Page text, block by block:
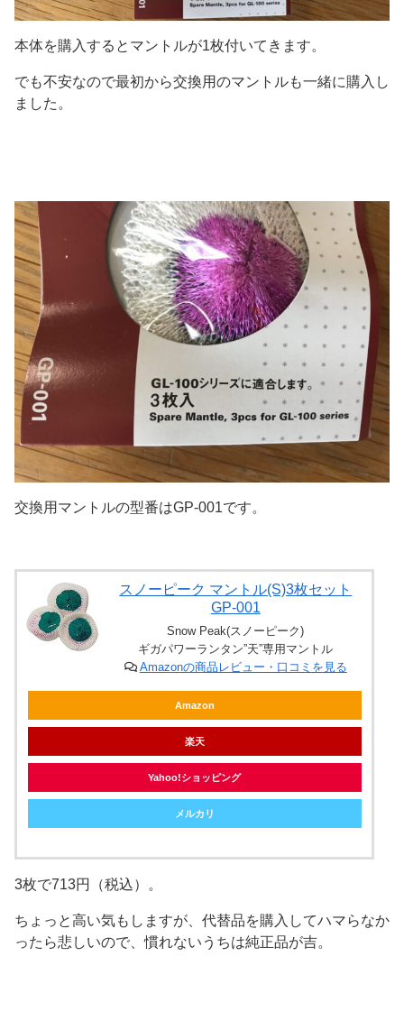
本体を購入するとマントルが1枚付いてきます。
でも不安なので最初から交換用のマントルも一緒に購入し
ました。
交換用マントルの型番はGP-001です。
スノーピーク マントル(S)3枚セット
GP-001
Snow Peak(スノーピーク)
ギガパワーランタン”天”専用マントル
Amazonの商品レビュー・口コミを見る
Amazon
楽天
Yahoo!ショッピング
メルカリ
3枚で713円（税込）。
ちょっと高い気もしますが、代替品を購入してハマらなか
ったら悲しいので、慣れないうちは純正品が吉。